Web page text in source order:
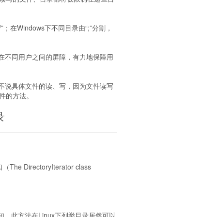
在Windows下不同目录由“;”分割，
不同用户之间的屏障，有力地保障用
说具体文件的读、写，因为文件读写
方法。
（The DirectoryIterator class
此方法在Linux下列举目录居然可以